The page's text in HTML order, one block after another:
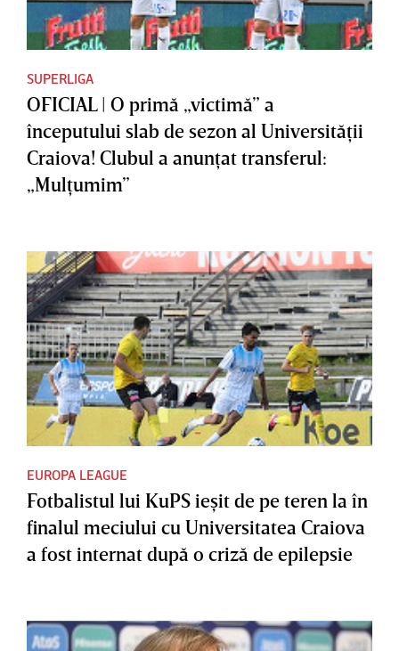
SUPERLIGA
OFICIAL | O primă „victimă” a
începutului slab de sezon al Universităţii
Craiova! Clubul a anunţat transferul:
„Mulţumim”
EUROPA LEAGUE
Fotbalistul lui KuPS ieşit de pe teren la în
finalul meciului cu Universitatea Craiova
a fost internat după o criză de epilepsie